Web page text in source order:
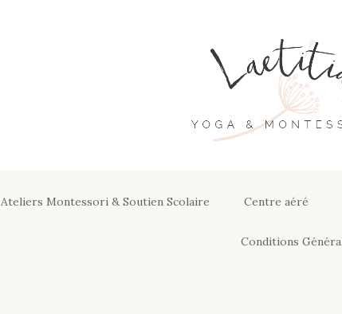
contenu
Ateliers Montessori & Soutien Scolaire Centre aéré
Conditions